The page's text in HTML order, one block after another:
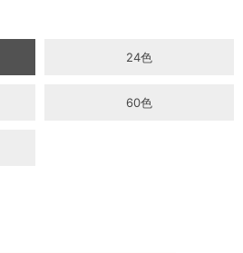
24色
60色